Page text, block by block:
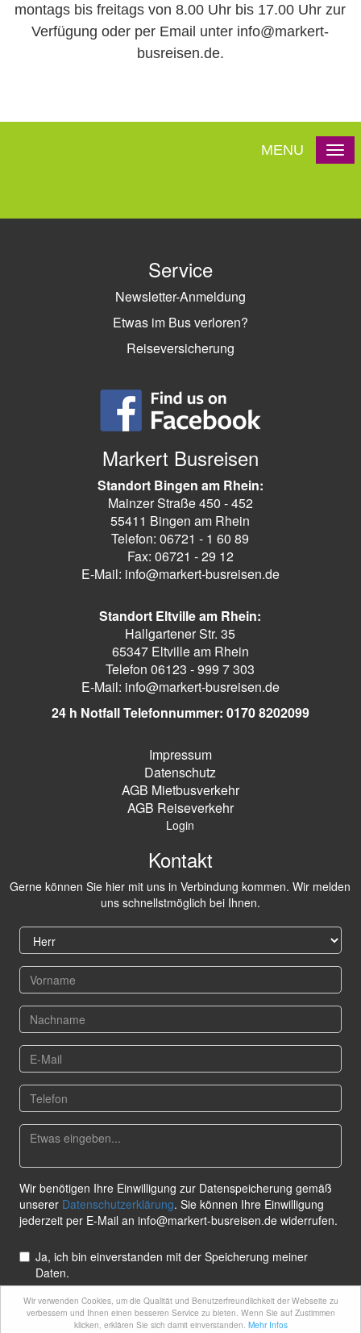
Wir verwenden Cookies, um die Qualität und Benutzerfreundlichkeit der Webseite zu
verbessern und Ihnen einen besseren Service zu bieten. Wenn Sie auf Zustimmen
klicken, erklären Sie sich damit einverstanden. Mehr Infos
montags bis freitags von 8.00 Uhr bis 17.00 Uhr zur
Verfügung oder per Email unter info@markert-
busreisen.de.
MENU
Service
Newsletter-Anmeldung
Etwas im Bus verloren?
Reiseversicherung
Markert Busreisen
Standort Bingen am Rhein:
Mainzer Straße 450 - 452
55411 Bingen am Rhein
Telefon: 06721 - 1 60 89
Fax: 06721 - 29 12
E-Mail: info@markert-busreisen.de
Standort Eltville am Rhein:
Hallgartener Str. 35
65347 Eltville am Rhein
Telefon 06123 - 999 7 303
E-Mail: info@markert-busreisen.de
24 h Notfall Telefonnummer: 0170 8202099
Impressum
Datenschutz
AGB Mietbusverkehr
AGB Reiseverkehr
Login
Kontakt
Gerne können Sie hier mit uns in Verbindung kommen. Wir melden
uns schnellstmöglich bei Ihnen.